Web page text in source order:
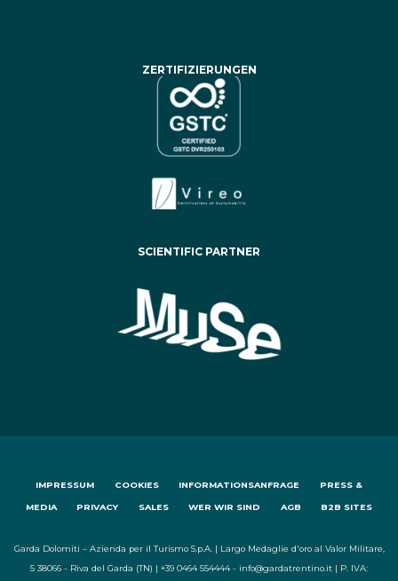
ZERTIFIZIERUNGEN
SCIENTIFIC PARTNER
IMPRESSUM COOKIES INFORMATIONSANFRAGE PRESS &
MEDIA PRIVACY SALES WER WIR SIND AGB B2B SITES
Garda Dolomiti – Azienda per il Turismo S.p.A. | Largo Medaglie d'oro al Valor Militare,
5 38066 - Riva del Garda (TN) | +39 0464 554444 - info@gardatrentino.it | P. IVA: